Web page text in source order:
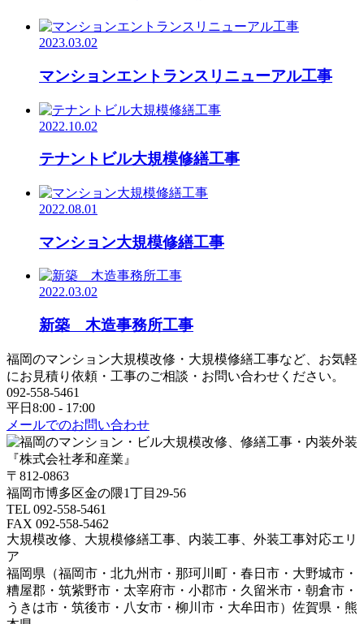
2023.03.02
マンションエントランスリニューアル工事
2022.10.02
テナントビル大規模修繕工事
2022.08.01
マンション大規模修繕工事
2022.03.02
新築 木造事務所工事
福岡のマンション大規模改修・大規模修繕工事など、お気軽
にお見積り依頼・工事のご相談・お問い合わせください。
092-558-5461
平日8:00 - 17:00
メールでのお問い合わせ
〒812-0863
福岡市博多区金の隈1丁目29-56
TEL 092-558-5461
FAX 092-558-5462
大規模改修、大規模修繕工事、内装工事、外装工事対応エリ
ア
福岡県（福岡市・北九州市・那珂川町・春日市・大野城市・
糟屋郡・筑紫野市・太宰府市・小郡市・久留米市・朝倉市・
うきは市・筑後市・八女市・柳川市・大牟田市）佐賀県・熊